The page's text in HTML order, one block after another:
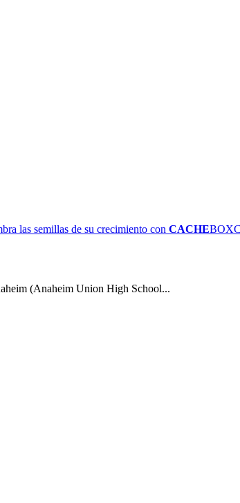
las semillas de su crecimiento con CACHEBOX
(Anaheim Union High School...